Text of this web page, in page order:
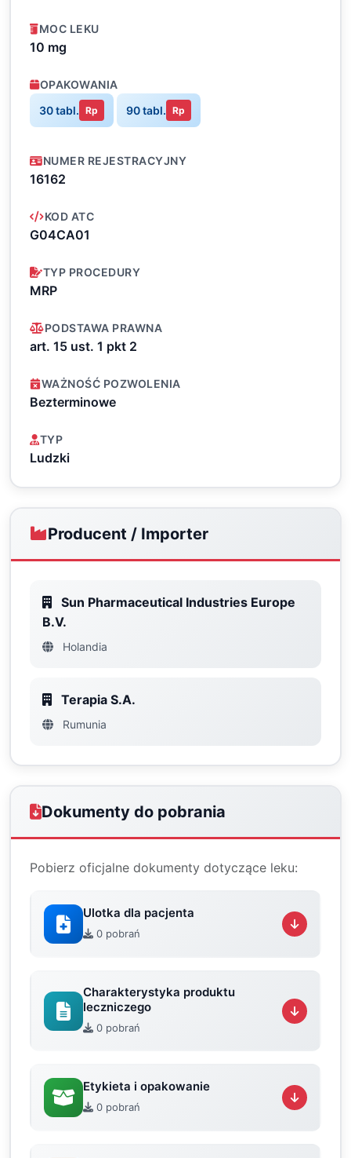
MOC LEKU
10 mg
OPAKOWANIA
30 tabl. Rp 90 tabl. Rp
NUMER REJESTRACYJNY
16162
KOD ATC
G04CA01
TYP PROCEDURY
MRP
PODSTAWA PRAWNA
art. 15 ust. 1 pkt 2
WAŻNOŚĆ POZWOLENIA
Bezterminowe
TYP
Ludzki
Producent / Importer
Sun Pharmaceutical Industries Europe
B.V.
Holandia
Terapia S.A.
Rumunia
Dokumenty do pobrania
Pobierz oficjalne dokumenty dotyczące leku:
Ulotka dla pacjenta
0 pobrań
Charakterystyka produktu
leczniczego
0 pobrań
Etykieta i opakowanie
0 pobrań